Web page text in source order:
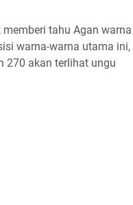
tahu Agan warna
warna-warna utama ini,
270 akan terlihat ungu